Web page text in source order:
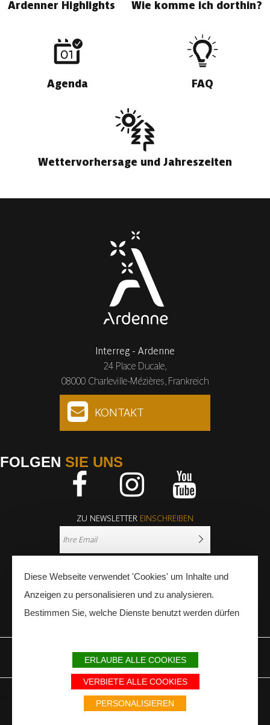
Ardenner Highlights Wie komme ich dorthin?
Agenda FAQ
Wettervorhersage und Jahreszeiten
Interreg - Ardenne
24 Place Ducale,
08000 Charleville-Mézières, Frankreich
KONTAKT
FOLGEN SIE UNS
ZU NEWSLETTER EINSCHREIBEN
PRESSE FACHLEUTE
Avec le soutien du Fonds Européen de développement régional / Met
steun van het Europese Fonds voor Regionale Ontwikkeling / Europäischer
Fonds für Regionale Entwicklung
Diese Webseite verwendet 'Cookies' um Inhalte und
Anzeigen zu personalisieren und zu analysieren.
Bestimmen Sie, welche Dienste benutzt werden dürfen
ERLAUBE ALLE COOKIES
VERBIETE ALLE COOKIES
PERSONALISIEREN